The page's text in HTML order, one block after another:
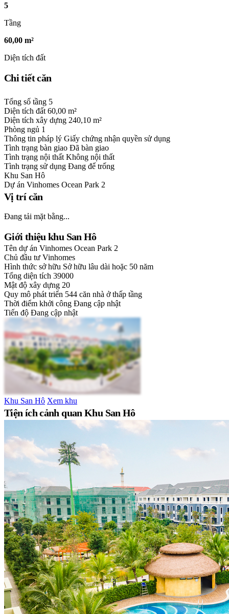
5
Tầng
60,00 m²
Diện tích đất
Chi tiết căn
Tổng số tầng 5
Diện tích đất 60,00 m²
Diện tích xây dựng 240,10 m²
Phòng ngủ 1
Thông tin pháp lý Giấy chứng nhận quyền sử dụng
Tình trạng bàn giao Đã bàn giao
Tình trạng nội thất Không nội thất
Tình trạng sử dụng Đang để trống
Khu San Hô
Dự án Vinhomes Ocean Park 2
Vị trí căn
Đang tải mặt bằng...
Giới thiệu khu San Hô
Tên dự án Vinhomes Ocean Park 2
Chủ đầu tư Vinhomes
Hình thức sở hữu Sở hữu lâu dài hoặc 50 năm
Tổng diện tích 39000
Mật độ xây dựng 20
Quy mô phát triển 544 căn nhà ở thấp tầng
Thời điểm khởi công Đang cập nhật
Tiến độ Đang cập nhật
Khu San Hô Xem khu
Tiện ích cảnh quan Khu San Hô